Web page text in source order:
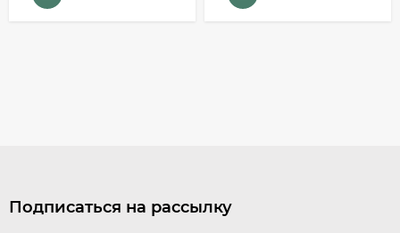
Подписаться на рассылку